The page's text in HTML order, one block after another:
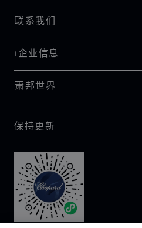
联系我们
I企业信息
萧邦世界
保持更新